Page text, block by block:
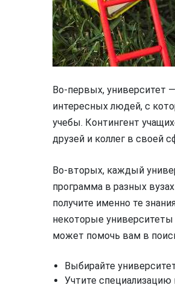
Во-первых, университет
интересных людей, с
учебы. Контингент
друзей и коллег в своей
Во-вторых, каждый
программа в разных
получите именно те
некоторые
может помочь вам в
Выбирайте
Учтите